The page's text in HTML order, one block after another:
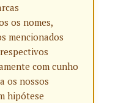
os nomes,
mencionados
com cunho
os nossos
hipótese